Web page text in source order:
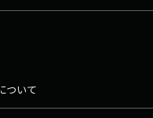
ついて